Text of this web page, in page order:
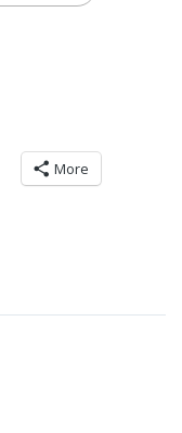
More